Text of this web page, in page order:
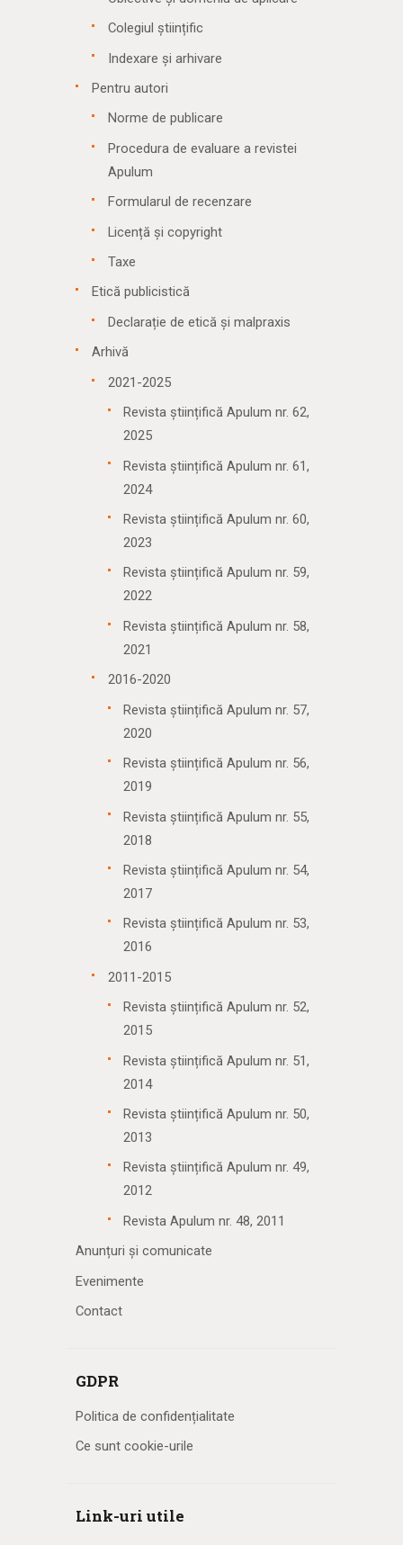
Colegiul științific
Indexare și arhivare
Pentru autori
Norme de publicare
Procedura de evaluare a revistei
Apulum
Formularul de recenzare
Licență și copyright
Taxe
Etică publicistică
Declarație de etică și malpraxis
Arhivă
2021-2025
Revista științifică Apulum nr. 62,
2025
Revista științifică Apulum nr. 61,
2024
Revista științifică Apulum nr. 60,
2023
Revista științifică Apulum nr. 59,
2022
Revista științifică Apulum nr. 58,
2021
2016-2020
Revista științifică Apulum nr. 57,
2020
Revista științifică Apulum nr. 56,
2019
Revista științifică Apulum nr. 55,
2018
Revista științifică Apulum nr. 54,
2017
Revista științifică Apulum nr. 53,
2016
2011-2015
Revista științifică Apulum nr. 52,
2015
Revista științifică Apulum nr. 51,
2014
Revista științifică Apulum nr. 50,
2013
Revista științifică Apulum nr. 49,
2012
Revista Apulum nr. 48, 2011
Anunțuri și comunicate
Evenimente
Contact
GDPR
Politica de confidențialitate
Ce sunt cookie-urile
Link-uri utile